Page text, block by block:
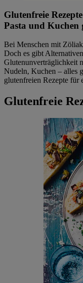
Glutenfreie
Pasta und Kuchen
Bei Menschen mit
Doch es gibt
Glutenunverträglichkeit
Nudeln, Kuchen – alles
glutenfreien Rezepte für
Glutenfreie